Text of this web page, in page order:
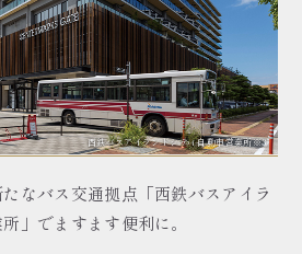
西鉄バスアイランドシティ自動車営業所※3
なバス交通拠点「西鉄バスアイラ
」でますます便利に。